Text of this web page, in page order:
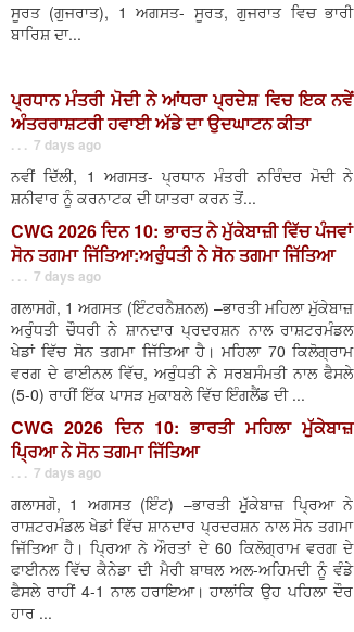
ਸੂਰਤ (ਗੁਜਰਾਤ), 1 ਅਗਸਤ- ਸੂਰਤ, ਗੁਜਰਾਤ ਵਿਚ ਭਾਰੀ
ਬਾਰਿਸ਼ ਦਾ...
ਪ੍ਰਧਾਨ ਮੰਤਰੀ ਮੋਦੀ ਨੇ ਆਂਧਰਾ ਪ੍ਰਦੇਸ਼ ਵਿਚ ਇਕ ਨਵੇਂ
ਅੰਤਰਰਾਸ਼ਟਰੀ ਹਵਾਈ ਅੱਡੇ ਦਾ ਉਦਘਾਟਨ ਕੀਤਾ
. . . 7 days ago
ਨਵੀਂ ਦਿੱਲੀ, 1 ਅਗਸਤ- ਪ੍ਰਧਾਨ ਮੰਤਰੀ ਨਰਿੰਦਰ ਮੋਦੀ ਨੇ
ਸ਼ਨੀਵਾਰ ਨੂੰ ਕਰਨਾਟਕ ਦੀ ਯਾਤਰਾ ਕਰਨ ਤੋਂ...
CWG 2026 ਦਿਨ 10: ਭਾਰਤ ਨੇ ਮੁੱਕੇਬਾਜ਼ੀ ਵਿੱਚ ਪੰਜਵਾਂ
ਸੋਨ ਤਗਮਾ ਜਿੱਤਿਆ:ਅਰੁੰਧਤੀ ਨੇ ਸੋਨ ਤਗਮਾ ਜਿੱਤਿਆ
. . . 7 days ago
ਗਲਾਸਗੋ, 1 ਅਗਸਤ (ਇੰਟਰਨੈਸ਼ਨਲ) –ਭਾਰਤੀ ਮਹਿਲਾ ਮੁੱਕੇਬਾਜ਼
ਅਰੁੰਧਤੀ ਚੌਧਰੀ ਨੇ ਸ਼ਾਨਦਾਰ ਪ੍ਰਦਰਸ਼ਨ ਨਾਲ ਰਾਸ਼ਟਰਮੰਡਲ
ਖੇਡਾਂ ਵਿੱਚ ਸੋਨ ਤਗਮਾ ਜਿੱਤਿਆ ਹੈ। ਮਹਿਲਾ 70 ਕਿਲੋਗ੍ਰਾਮ
ਵਰਗ ਦੇ ਫਾਈਨਲ ਵਿੱਚ, ਅਰੁੰਧਤੀ ਨੇ ਸਰਬਸੰਮਤੀ ਨਾਲ ਫੈਸਲੇ
(5-0) ਰਾਹੀਂ ਇੱਕ ਪਾਸੜ ਮੁਕਾਬਲੇ ਵਿੱਚ ਇੰਗਲੈਂਡ ਦੀ ...
CWG 2026 ਦਿਨ 10: ਭਾਰਤੀ ਮਹਿਲਾ ਮੁੱਕੇਬਾਜ਼
ਪ੍ਰਿਆ ਨੇ ਸੋਨ ਤਗਮਾ ਜਿੱਤਿਆ
. . . 7 days ago
ਗਲਾਸਗੋ, 1 ਅਗਸਤ (ਇੰਟ) –ਭਾਰਤੀ ਮੁੱਕੇਬਾਜ਼ ਪ੍ਰਿਆ ਨੇ
ਰਾਸ਼ਟਰਮੰਡਲ ਖੇਡਾਂ ਵਿੱਚ ਸ਼ਾਨਦਾਰ ਪ੍ਰਦਰਸ਼ਨ ਨਾਲ ਸੋਨ ਤਗਮਾ
ਜਿੱਤਿਆ ਹੈ। ਪ੍ਰਿਆ ਨੇ ਔਰਤਾਂ ਦੇ 60 ਕਿਲੋਗ੍ਰਾਮ ਵਰਗ ਦੇ
ਫਾਈਨਲ ਵਿੱਚ ਕੈਨੇਡਾ ਦੀ ਮੈਰੀ ਬਾਥਲ ਅਲ-ਅਹਿਮਦੀ ਨੂੰ ਵੰਡੇ
ਫੈਸਲੇ ਰਾਹੀਂ 4-1 ਨਾਲ ਹਰਾਇਆ। ਹਾਲਾਂਕਿ ਉਹ ਪਹਿਲਾ ਦੌਰ
ਹਾਰ ...